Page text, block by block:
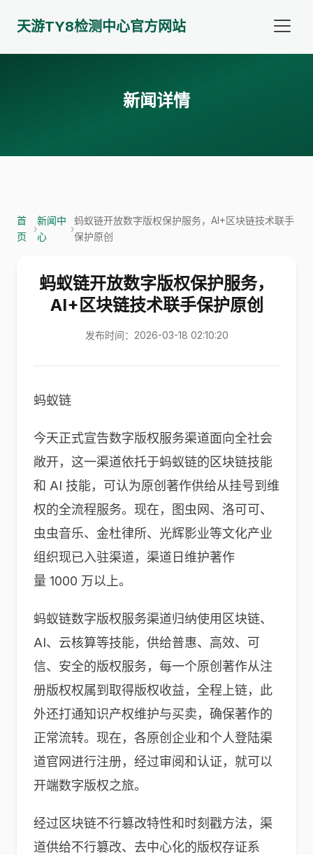
天游TY8检测中心官方网站
新闻详情
首
页
›
新闻中
心
›
蚂蚁链开放数字版权保护服务，AI+区块链技术联手
保护原创
蚂蚁链开放数字版权保护服务，
AI+区块链技术联手保护原创
发布时间：2026-03-18 02:10:20
蚂蚁链
今天正式宣告数字版权服务渠道面向全社会
敞开，这一渠道依托于蚂蚁链的区块链技能
和 AI 技能，可认为原创著作供给从挂号到维
权的全流程服务。现在，图虫网、洛可可、
虫虫音乐、金杜律所、光辉影业等文化产业
组织现已入驻渠道，渠道日维护著作
量 1000 万以上。
蚂蚁链数字版权服务渠道归纳使用区块链、
AI、云核算等技能，供给普惠、高效、可
信、安全的版权服务，每一个原创著作从注
册版权权属到取得版权收益，全程上链，此
外还打通知识产权维护与买卖，确保著作的
正常流转。现在，各原创企业和个人登陆渠
道官网进行注册，经过审阅和认证，就可以
开端数字版权之旅。
经过区块链不行篡改特性和时刻戳方法，渠
道供给不行篡改、去中心化的版权存证系